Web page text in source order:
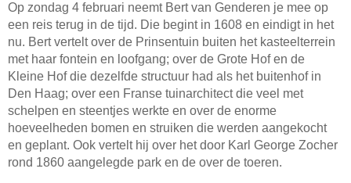
Op zondag 4 februari neemt Bert van Genderen je mee op
een reis terug in de tijd. Die begint in 1608 en eindigt in het
nu. Bert vertelt over de Prinsentuin buiten het kasteelterrein
met haar fontein en loofgang; over de Grote Hof en de
Kleine Hof die dezelfde structuur had als het buitenhof in
Den Haag; over een Franse tuinarchitect die veel met
schelpen en steentjes werkte en over de enorme
hoeveelheden bomen en struiken die werden aangekocht
en geplant. Ook vertelt hij over het door Karl George Zocher
rond 1860 aangelegde park en de over de toeren.